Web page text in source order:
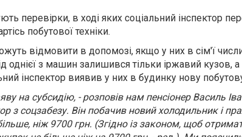
перевірки, в ході яких соціальний інспектор
побутової техніки.
відмовити в допомозі, якщо у них в сім'ї
однієї з машин залишився тільки іржавий кузов, а
інспектор виявив у них в будинку нову
на субсидію, - розповів нам пенсіонер Василь
з соцзабезу. Він побачив новий холодильник і
ніж 9700 грн. (Згідно із законом, щоб